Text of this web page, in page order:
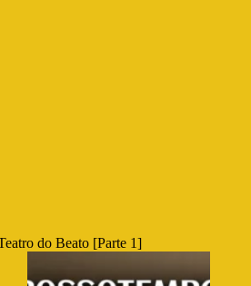
do Beato [Parte 1]